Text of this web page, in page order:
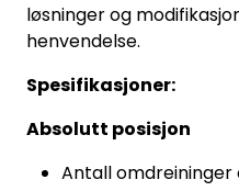
løsninger og
henvendelse.
Spesifikasjoner:
Absolutt posisjon
Antall